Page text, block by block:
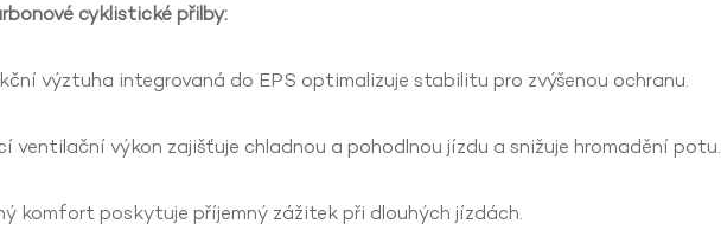
cyklistické přilby:
výztuha integrovaná do EPS optimalizuje stabilitu pro zvýšenou ochranu.
ventilační výkon zajišťuje chladnou a pohodlnou jízdu a snižuje hromadění potu.
komfort poskytuje příjemný zážitek při dlouhých jízdách.